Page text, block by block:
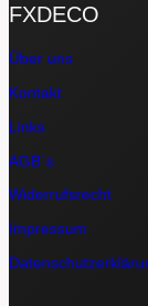
FXDECO
Über uns
Kontakt
Links
AGB´s
Widerrufsrecht
Impressum